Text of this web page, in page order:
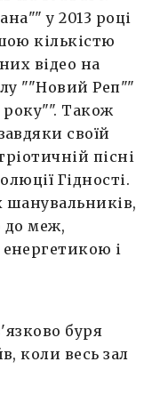
у 2013 році
кількістю
відео на
""Новий Реп""
року"". Також
своїй
пісні
Гідності.
шанувальників,
до меж,
і
буря
коли весь зал